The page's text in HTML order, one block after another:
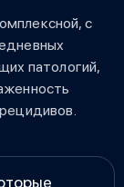
с
патологий,